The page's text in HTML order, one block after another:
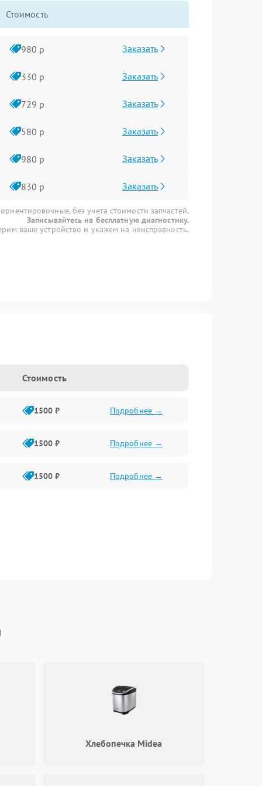
Стоимость
980 р Заказать
330 р Заказать
729 р Заказать
580 р Заказать
980 р Заказать
830 р Заказать
без учета стоимости запчастей.
Записывайтесь на бесплатную диагностику.
ваше устройство и укажем на неисправность.
Стоимость
1500 ₽ Подробнее →
1500 ₽ Подробнее →
1500 ₽ Подробнее →
Хлебопечка Midea